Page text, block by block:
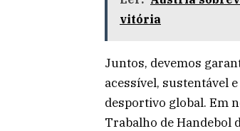
vitória
Juntos, devemos
acessível, sustentável
desportivo global. Em
Trabalho de Handebol